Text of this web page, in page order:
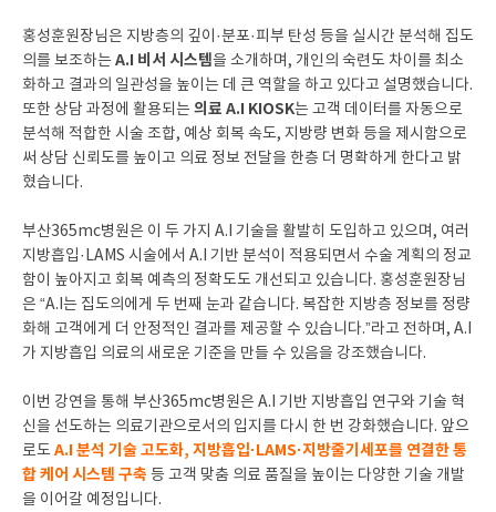
홍성훈원장님은 지방층의 깊이·분포·피부 탄성 등을 실시간 분석해 집도
의를 보조하는 A.I 비서 시스템을 소개하며, 개인의 숙련도 차이를 최소
화하고 결과의 일관성을 높이는 데 큰 역할을 하고 있다고 설명했습니다.
또한 상담 과정에 활용되는 의료 A.I KIOSK는 고객 데이터를 자동으로
분석해 적합한 시술 조합, 예상 회복 속도, 지방량 변화 등을 제시함으로
써 상담 신뢰도를 높이고 의료 정보 전달을 한층 더 명확하게 한다고 밝
혔습니다.
부산365mc병원은 이 두 가지 A.I 기술을 활발히 도입하고 있으며, 여러
지방흡입·LAMS 시술에서 A.I 기반 분석이 적용되면서 수술 계획의 정교
함이 높아지고 회복 예측의 정확도도 개선되고 있습니다. 홍성훈원장님
은 “A.I는 집도의에게 두 번째 눈과 같습니다. 복잡한 지방층 정보를 정량
화해 고객에게 더 안정적인 결과를 제공할 수 있습니다.”라고 전하며, A.I
가 지방흡입 의료의 새로운 기준을 만들 수 있음을 강조했습니다.
이번 강연을 통해 부산365mc병원은 A.I 기반 지방흡입 연구와 기술 혁
신을 선도하는 의료기관으로서의 입지를 다시 한 번 강화했습니다. 앞으
로도A.I 분석 기술 고도화, 지방흡입·LAMS·지방줄기세포를 연결한 통
합 케어 시스템 구축 등 고객 맞춤 의료 품질을 높이는 다양한 기술 개발
을 이어갈 예정입니다.